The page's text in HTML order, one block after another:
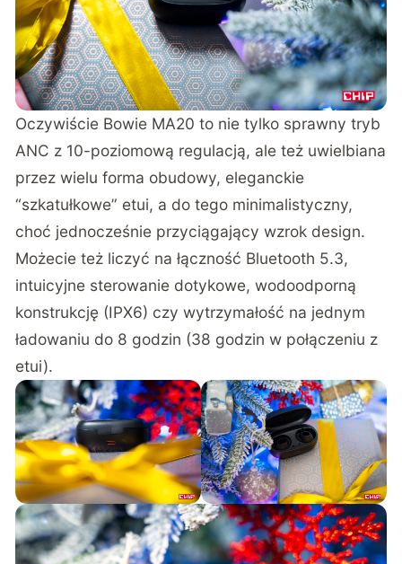
Oczywiście Bowie MA20 to nie tylko sprawny tryb
ANC z 10-poziomową regulacją, ale też uwielbiana
przez wielu forma obudowy, eleganckie
“szkatułkowe” etui, a do tego minimalistyczny,
choć jednocześnie przyciągający wzrok design.
Możecie też liczyć na łączność Bluetooth 5.3,
intuicyjne sterowanie dotykowe, wodoodporną
konstrukcję (IPX6) czy wytrzymałość na jednym
ładowaniu do 8 godzin (38 godzin w połączeniu z
etui).